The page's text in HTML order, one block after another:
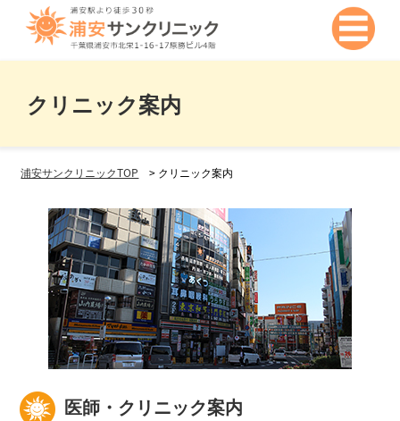
クリニック案内
浦安サンクリニックTOP > クリニック案内
医師・クリニック案内